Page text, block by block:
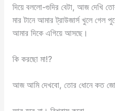
দিয়ে বললো-গুদির বেটা, আজ দেখি
মার টানে আমার ট্রাউজার্স খুলে
আমার দিকে এগিয়ে আসছে।
কি করছো মা!?
আজ আমি দেখবো, তোর ধোনে কত